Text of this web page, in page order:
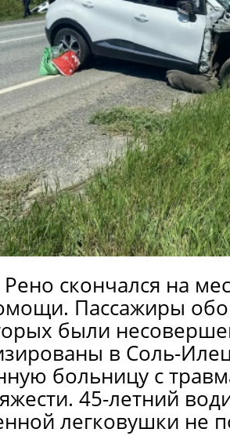
скончался на
Пассажиры
были
в Соль-
больницу с
45-летний
легковушки не